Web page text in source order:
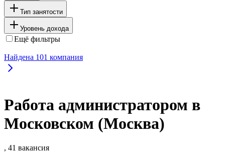
Тип занятости
Уровень дохода
Ещё фильтры
Найдена 101 компания
Работа администратором в
Московском (Москва)
, 41 вакансия